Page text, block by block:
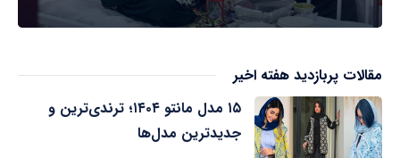
مقالات پربازدید هفته اخیر
۱۵ مدل مانتو ۱۴۰۴؛ ترندی‌ترین و
جدیدترین مدل‌ها